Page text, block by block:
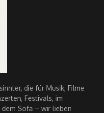
die für Musik, Filme
Festivals, im
Sofa – wir lieben